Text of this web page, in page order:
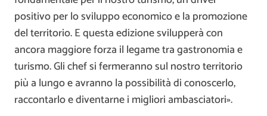
positivo per lo sviluppo economico e la promozione
del territorio. E questa edizione svilupperà con
ancora maggiore forza il legame tra gastronomia e
turismo. Gli chef si fermeranno sul nostro territorio
più a lungo e avranno la possibilità di conoscerlo,
raccontarlo e diventarne i migliori ambasciatori».